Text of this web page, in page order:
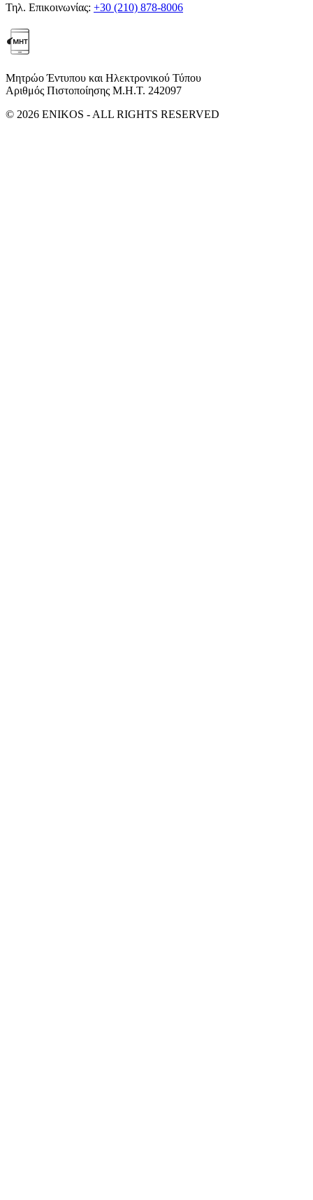
Τηλ. Επικοινωνίας: +30 (210) 878-8006
Μητρώο Έντυπου και Ηλεκτρονικού Τύπου
Αριθμός Πιστοποίησης Μ.Η.Τ. 242097
© 2026 ENIKOS - ALL RIGHTS RESERVED